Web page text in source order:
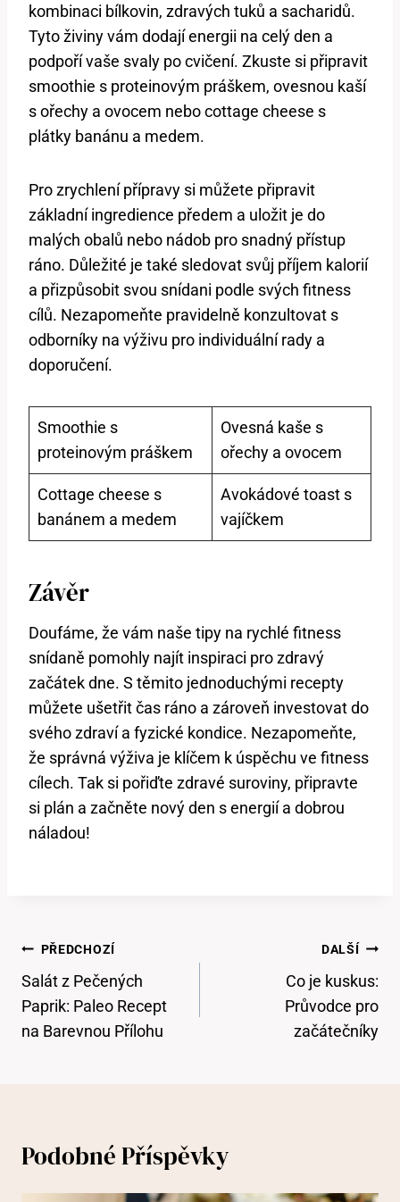
kombinaci bílkovin, zdravých tuků a sacharidů.
Tyto živiny vám dodají energii na celý den a
podpoří vaše svaly po cvičení. Zkuste si připravit
smoothie s proteinovým práškem, ovesnou kaší
s ořechy a ovocem nebo cottage cheese s
plátky banánu a medem.
Pro zrychlení přípravy si můžete připravit
základní ingredience předem a uložit je do
malých obalů nebo nádob pro snadný přístup
ráno. Důležité je také sledovat svůj příjem kalorií
a přizpůsobit svou snídani podle svých fitness
cílů. Nezapomeňte pravidelně konzultovat s
odborníky na výživu pro individuální rady a
doporučení.
Smoothie s
proteinovým práškem
Ovesná kaše s
ořechy a ovocem
Cottage cheese s
banánem a medem
Avokádové toast s
vajíčkem
Závěr
Doufáme, že vám naše tipy na rychlé fitness
snídaně pomohly najít inspiraci pro zdravý
začátek dne. S těmito jednoduchými recepty
můžete ušetřit čas ráno a zároveň investovat do
svého zdraví a fyzické kondice. Nezapomeňte,
že správná výživa je klíčem k úspěchu ve fitness
cílech. Tak si pořiďte zdravé suroviny, připravte
si plán a začněte nový den s energií a dobrou
náladou!
Navigace
Pro
Příspěvek
PŘEDCHOZÍ
Salát z Pečených
Paprik: Paleo Recept
na Barevnou Přílohu
DALŠÍ
Co je kuskus:
Průvodce pro
začátečníky
Podobné Příspěvky